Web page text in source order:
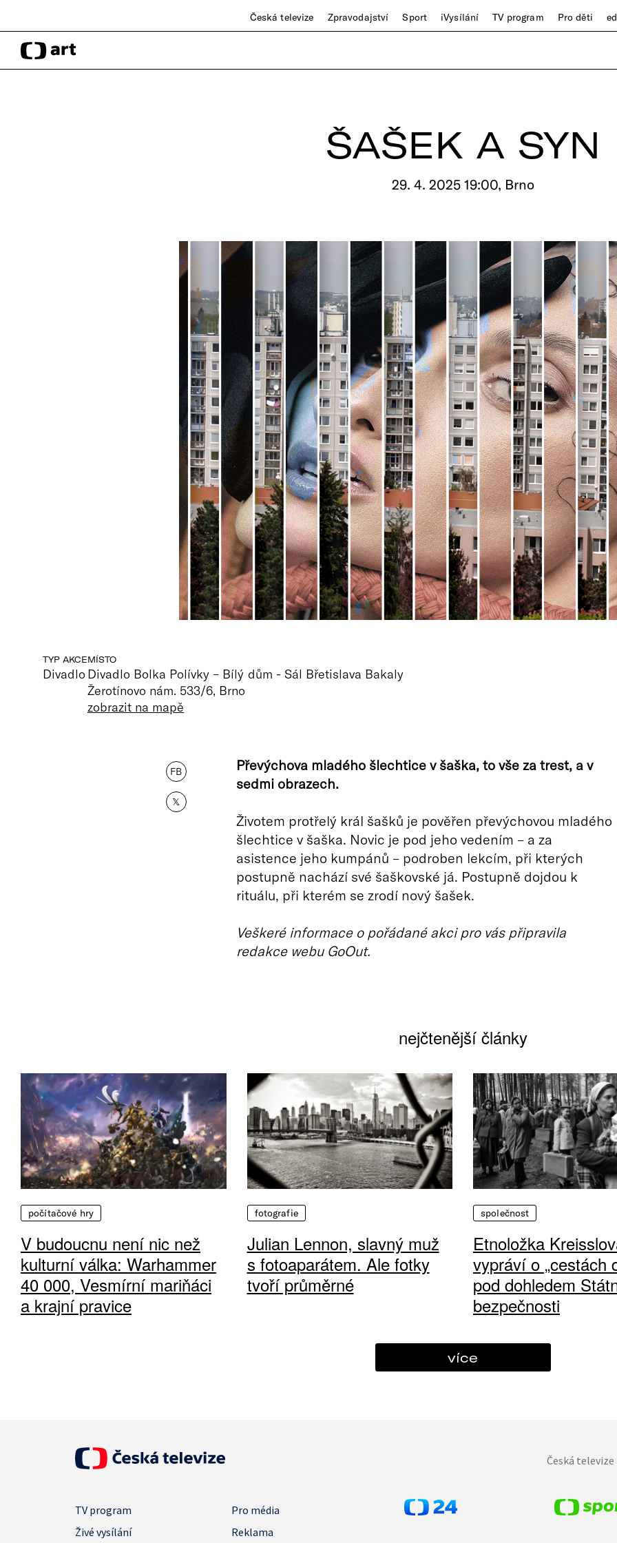
Česká televize Zpravodajství Sport iVysílání TV program Pro děti
ŠAŠEK A SYN
29. 4. 2025 19:00, Brno
TYP AKCE
Divadlo
MÍSTO
Divadlo Bolka Polívky – Bílý dům - Sál Břetislava Bakaly
Žerotínovo nám. 533/6, Brno
zobrazit na mapě
FB
𝕏
Převýchova mladého šlechtice v šaška, to vše za trest, a v
sedmi obrazech.
Životem protřelý král šašků je pověřen převýchovou mladého
šlechtice v šaška. Novic je pod jeho vedením – a za
asistence jeho kumpánů – podroben lekcím, při kterých
postupně nachází své šaškovské já. Postupně dojdou k
rituálu, při kterém se zrodí nový šašek.
Veškeré informace o pořádané akci pro vás připravila
redakce webu GoOut.
nejčtenější články
počítačové hry
V budoucnu není nic než
kulturní válka: Warhammer
40 000, Vesmírní mariňáci
a krajní pravice
fotografie
Julian Lennon, slavný muž
s fotoaparátem. Ale fotky
tvoří průměrné
společnost
Etnoložka
vypráví o „cestách
pod dohledem
bezpečnosti
více
Česká
TV program
Pro média
Živé vysílání
Reklama